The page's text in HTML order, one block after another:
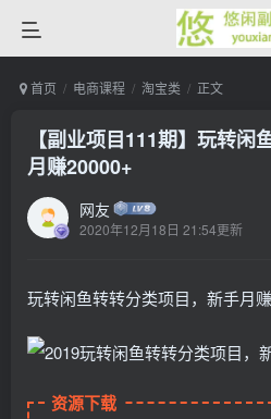
首页 电商课程 淘宝类 正文
【副业项目111期】玩转
月赚20000+
网友
2020年12月18日 21:54更新
玩转闲鱼转转分类项目，新手月
资源下载